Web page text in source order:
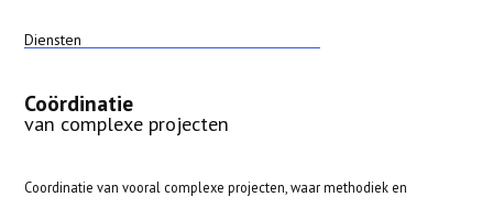
Diensten
Coördinatie
van complexe projecten
Coordinatie van vooral complexe projecten, waar methodiek en